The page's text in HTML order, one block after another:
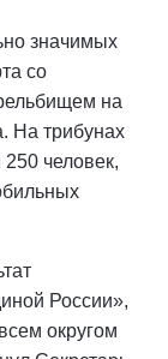
значимых
со
на
На трибунах
250 человек,
России»,
округом